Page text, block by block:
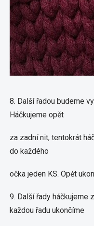
8. Další řadou budeme
Háčkujeme opět
za zadní nit, tentokrát
do každého
očka jeden KS. Opět
9. Další řady háčkujeme
každou řadu ukončíme